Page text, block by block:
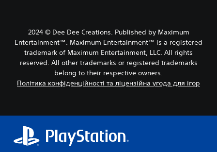
2024 © Dee Dee Creations. Published by Maximum
Entertainment™. Maximum Entertainment™ is a registered
trademark of Maximum Entertainment, LLC. All rights
reserved. All other trademarks or registered trademarks
belong to their respective owners.
Політика конфіденційності та ліцензійна угода для ігор